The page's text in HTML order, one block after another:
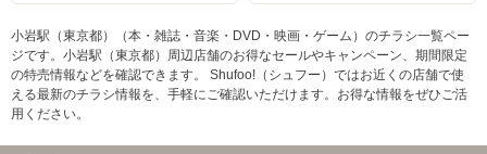
小岩駅（東京都）（本・雑誌・音楽・DVD・映画・ゲーム）のチラシ一覧ペー
ジです。小岩駅（東京都）周辺店舗のお得なセールやキャンペーン、期間限定
の特売情報などを確認できます。 Shufoo!（シュフー）ではお近くの店舗で使
える最新のチラシ情報を、手軽にご確認いただけます。お得な情報をぜひご活
用ください。